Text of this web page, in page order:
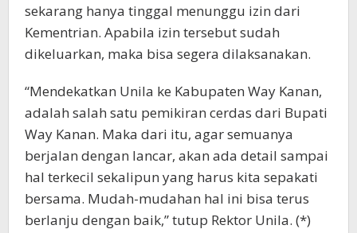
sekarang hanya tinggal menunggu izin dari
Kementrian. Apabila izin tersebut sudah
dikeluarkan, maka bisa segera dilaksanakan.
“Mendekatkan Unila ke Kabupaten Way Kanan,
adalah salah satu pemikiran cerdas dari Bupati
Way Kanan. Maka dari itu, agar semuanya
berjalan dengan lancar, akan ada detail sampai
hal terkecil sekalipun yang harus kita sepakati
bersama. Mudah-mudahan hal ini bisa terus
berlanju dengan baik,” tutup Rektor Unila. (*)